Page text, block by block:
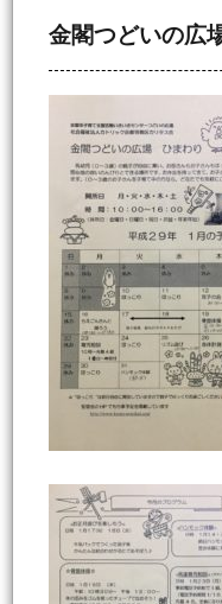
金閣つどいの